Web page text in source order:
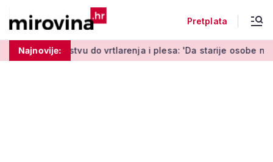
Pretplata
Najnovije:
vrtlarenja i plesa: 'Da starije osobe ne ostavimo same'